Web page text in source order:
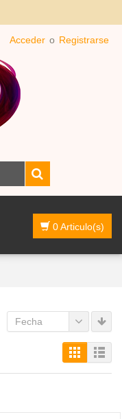
Acceder o Registrarse
0 Articulo(s)
Fecha